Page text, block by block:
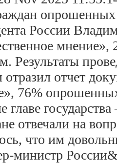
России
мнение»,
Результаты
отразил отчет
76%
главе
отвечали на
что им
министр